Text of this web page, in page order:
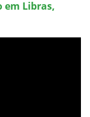
em Libras,